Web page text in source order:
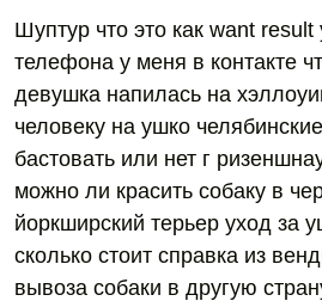
Шуптур что это как want
телефона у меня в контакте
девушка напилась на
человеку на ушко
бастовать или нет г
можно ли красить собаку в
йоркширский терьер уход за
сколько стоит справка из
вывоза собаки в другую